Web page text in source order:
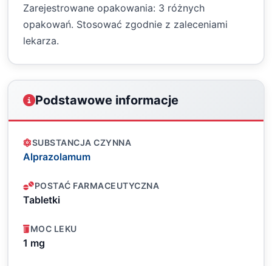
Zarejestrowane opakowania: 3 różnych
opakowań. Stosować zgodnie z zaleceniami
lekarza.
Podstawowe informacje
SUBSTANCJA CZYNNA
Alprazolamum
POSTAĆ FARMACEUTYCZNA
Tabletki
MOC LEKU
1 mg